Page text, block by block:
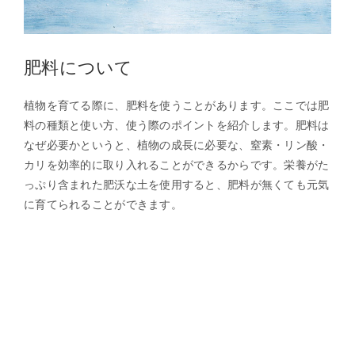
肥料について
植物を育てる際に、肥料を使うことがあります。ここでは肥
料の種類と使い方、使う際のポイントを紹介します。肥料は
なぜ必要かというと、植物の成長に必要な、窒素・リン酸・
カリを効率的に取り入れることができるからです。栄養がた
っぷり含まれた肥沃な土を使用すると、肥料が無くても元気
に育てられることができます。